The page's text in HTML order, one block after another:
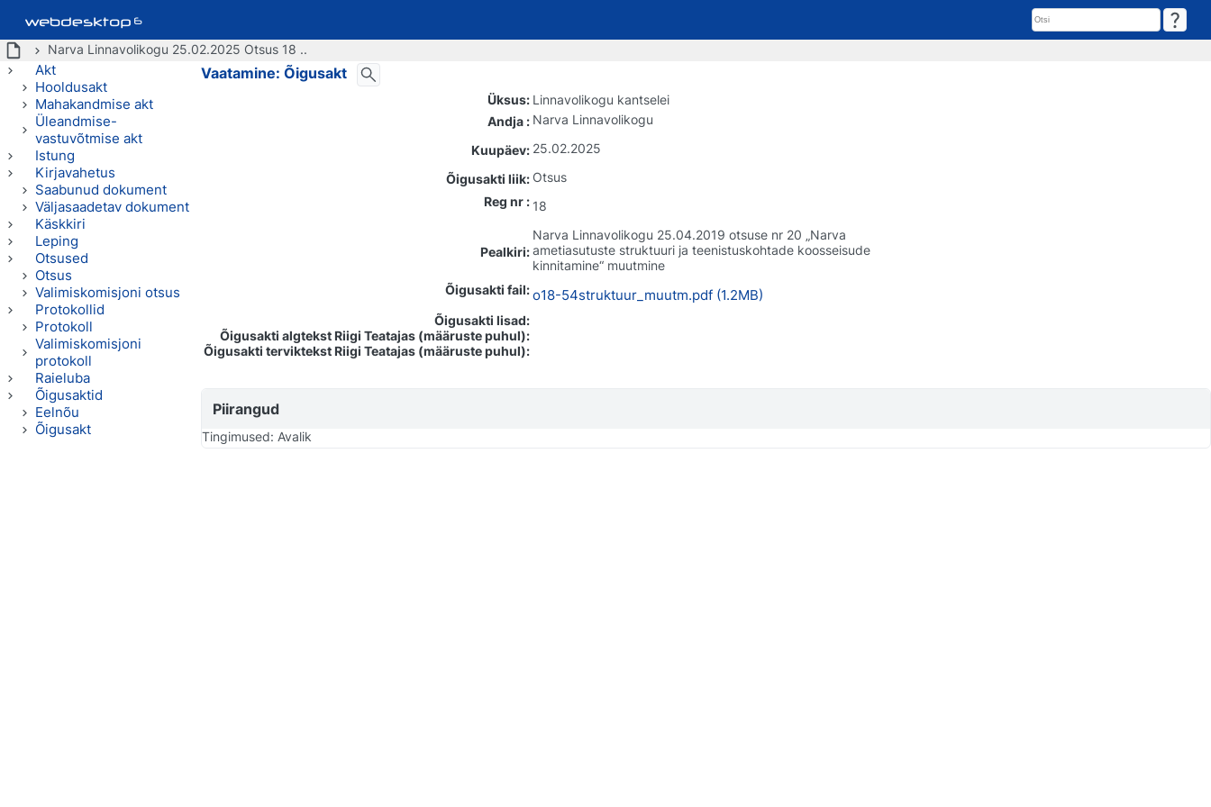
Narva Linnavolikogu 25.02.2025 Otsus 18 ..
Akt
Hooldusakt
Mahakandmise akt
Üleandmise-
vastuvõtmise akt
Istung
Kirjavahetus
Saabunud dokument
Väljasaadetav dokument
Käskkiri
Leping
Otsused
Otsus
Valimiskomisjoni otsus
Protokollid
Protokoll
Valimiskomisjoni
protokoll
Raieluba
Õigusaktid
Eelnõu
Õigusakt
Vaatamine: Õigusakt
Üksus: Linnavolikogu kantselei
Andja : Narva Linnavolikogu
Kuupäev: 25.02.2025
Õigusakti liik:Otsus
Reg nr : 18
Pealkiri:
Narva Linnavolikogu 25.04.2019 otsuse nr 20 „Narva
ametiasutuste struktuuri ja teenistuskohtade koosseisude
kinnitamine“ muutmine
Õigusakti fail:o18-54struktuur_muutm.pdf (1.2MB)
Õigusakti lisad:
Õigusakti algtekst Riigi Teatajas (määruste puhul):
Õigusakti terviktekst Riigi Teatajas (määruste puhul):
Piirangud
Tingimused: Avalik